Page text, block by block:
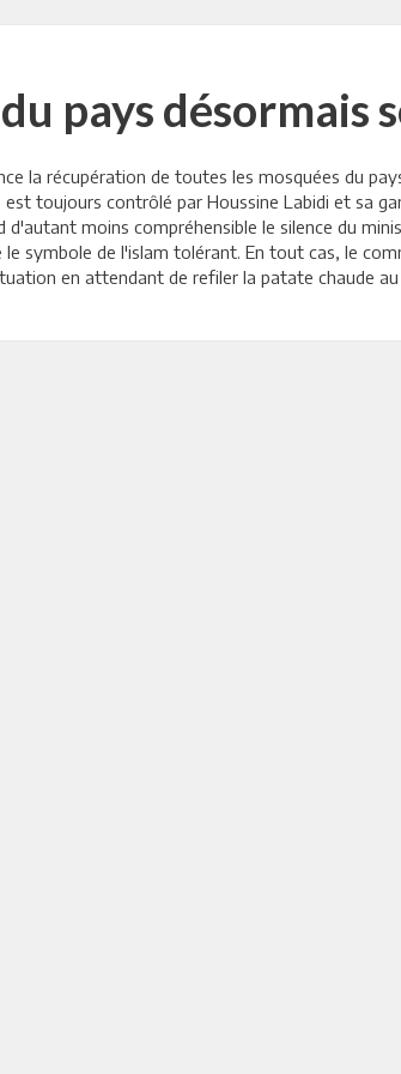
pays désormais
la récupération de toutes les mosquées du
toujours contrôlé par Houssine Labidi et sa
moins compréhensible le silence du
symbole de l'islam tolérant. En tout cas, le
en attendant de refiler la patate chaude